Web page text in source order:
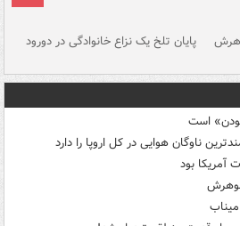
پایان تلخ یک نزاع خانوادگی در دورود
است
ناوگان هوایی در کل اروپا را دارد
آمریکا بود